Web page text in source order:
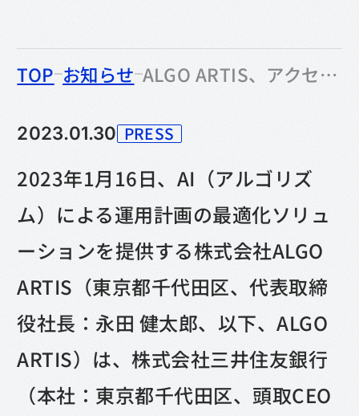
TOP お知らせのなかの ALGO ARTIS、アクセラレーションプログラム『未来X(MIRAI CROSS)2023』にてAI/IT SERVICE部門の最優秀賞を受賞
2023.01.30
カテゴリー
PRESS
2023年1月16日、AI（アルゴリズ
ム）による運用計画の最適化ソリュ
ーションを提供する株式会社ALGO
ARTIS（東京都千代田区、代表取締
役社長：永田 健太郎、以下、ALGO
ARTIS）は、株式会社三井住友銀行
（本社：東京都千代田区、頭取CEO